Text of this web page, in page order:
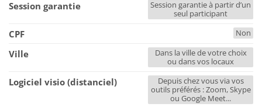
Session garantie
Session garantie à partir d’un
seul participant
CPF Non
Ville
Dans la ville de votre choix
ou dans vos locaux
Logiciel visio (distanciel)
Depuis chez vous via vos
outils préférés : Zoom, Skype
ou Google Meet...